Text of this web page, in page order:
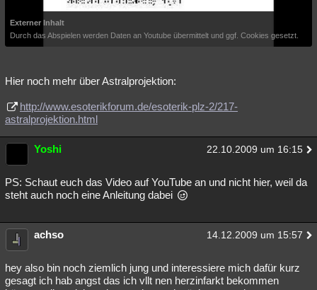
Externer Inhalt
Durch das Abspielen werden Daten an Youtube übermittelt und ggf. Cookies gesetzt.
Hier noch mehr über Astralprojektion:
http://www.esoterikforum.de/esoterik-plz-2/217-
astralprojektion.html
Yoshi 22.10.2009 um 16:15
PS: Schaut euch das Video auf YouTube an und nicht hier, weil da
steht auch noch eine Anleitung dabei
achso 14.12.2009 um 15:57
hey also bin noch ziemlich jung und interessiere mich dafür kurz
gesagt ich hab angst das ich vllt nen herzinfarkt bekommen